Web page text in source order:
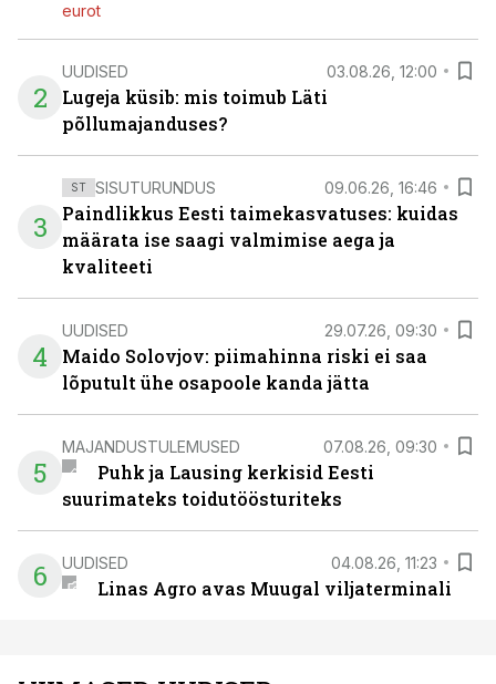
eurot
2
UUDISED 03.08.26, 12:00
Lugeja küsib: mis toimub Läti
põllumajanduses?
3
ST SISUTURUNDUS 09.06.26, 16:46
Paindlikkus Eesti taimekasvatuses: kuidas
määrata ise saagi valmimise aega ja
kvaliteeti
4
UUDISED 29.07.26, 09:30
Maido Solovjov: piimahinna riski ei saa
lõputult ühe osapoole kanda jätta
5
MAJANDUSTULEMUSED 07.08.26, 09:30
Puhk ja Lausing kerkisid Eesti
suurimateks toidutöösturiteks
6 UUDISED 04.08.26, 11:23
Linas Agro avas Muugal viljaterminali